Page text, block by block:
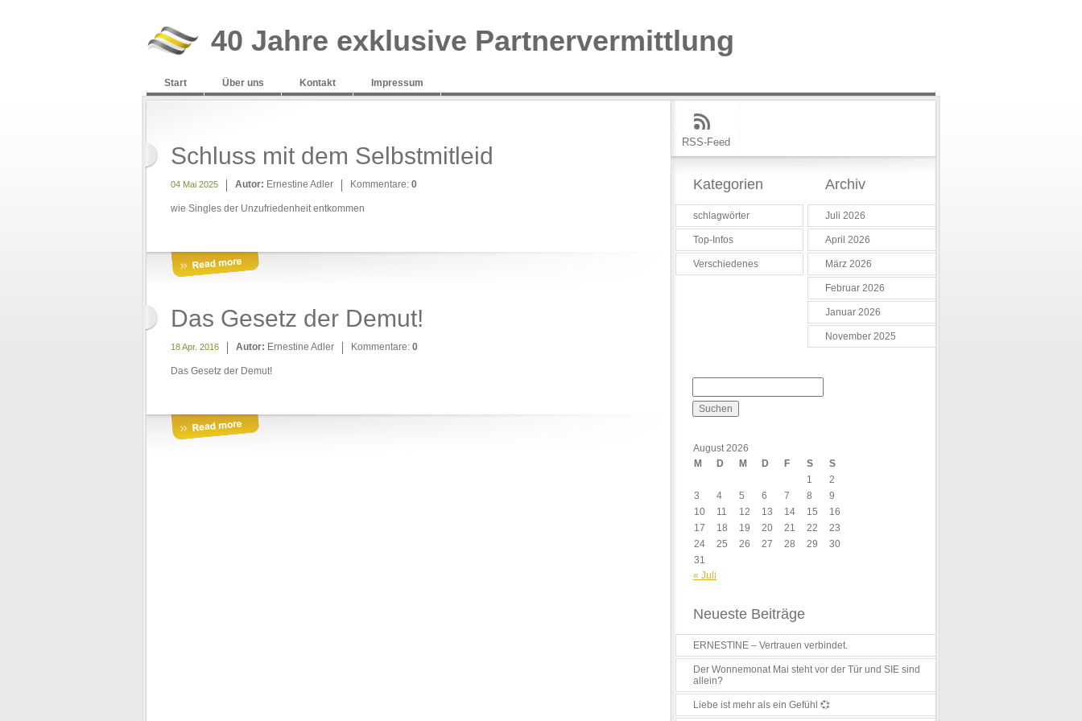
40 Jahre exklusive Partnervermittlung
Start Über uns Kontakt Impressum
Schluss mit dem Selbstmitleid
04 Mai 2025 Autor: Ernestine Adler Kommentare: 0
wie Singles der Unzufriedenheit entkommen
Das Gesetz der Demut!
18 Apr. 2016 Autor: Ernestine Adler Kommentare: 0
Das Gesetz der Demut!
RSS-Feed
Kategorien
schlagwörter
Top-Infos
Verschiedenes
Archiv
Juli 2026
April 2026
März 2026
Februar 2026
Januar 2026
November 2025
August 2026
M
D M D F S
S
1
2
3
4 5 6 7 8
9
10
11 12 13 14 15
16
17
18 19 20 21 22
23
24
25 26 27 28 29
30
31
« Juli
Neueste Beiträge
ERNESTINE – Vertrauen verbindet.
Der Wonnemonat Mai steht vor der Tür und SIE sind
allein?
Liebe ist mehr als ein Gefühl 💞